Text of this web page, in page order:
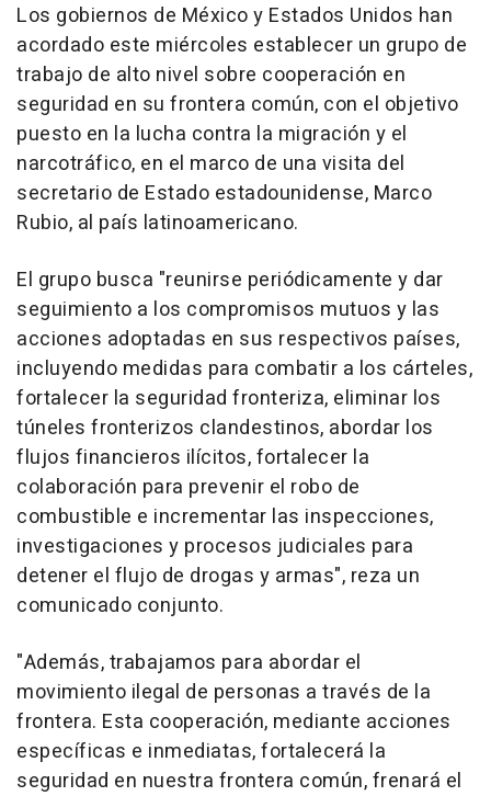
Los gobiernos de México y Estados Unidos han
acordado este miércoles establecer un grupo de
trabajo de alto nivel sobre cooperación en
seguridad en su frontera común, con el objetivo
puesto en la lucha contra la migración y el
narcotráfico, en el marco de una visita del
secretario de Estado estadounidense, Marco
Rubio, al país latinoamericano.
El grupo busca "reunirse periódicamente y dar
seguimiento a los compromisos mutuos y las
acciones adoptadas en sus respectivos países,
incluyendo medidas para combatir a los cárteles,
fortalecer la seguridad fronteriza, eliminar los
túneles fronterizos clandestinos, abordar los
flujos financieros ilícitos, fortalecer la
colaboración para prevenir el robo de
combustible e incrementar las inspecciones,
investigaciones y procesos judiciales para
detener el flujo de drogas y armas", reza un
comunicado conjunto.
"Además, trabajamos para abordar el
movimiento ilegal de personas a través de la
frontera. Esta cooperación, mediante acciones
específicas e inmediatas, fortalecerá la
seguridad en nuestra frontera común, frenará el